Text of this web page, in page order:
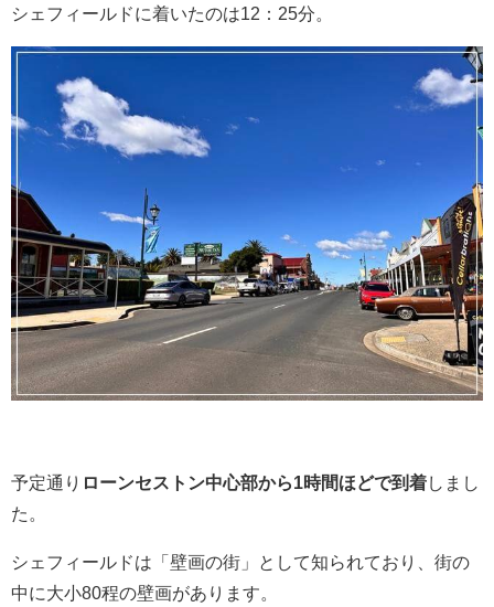
シェフィールドに着いたのは12：25分。
予定通り ローンセストン中心部から1時間ほどで到着しまし
た。
シェフィールドは「壁画の街」として知られており、街の
中に大小80程の壁画があります。